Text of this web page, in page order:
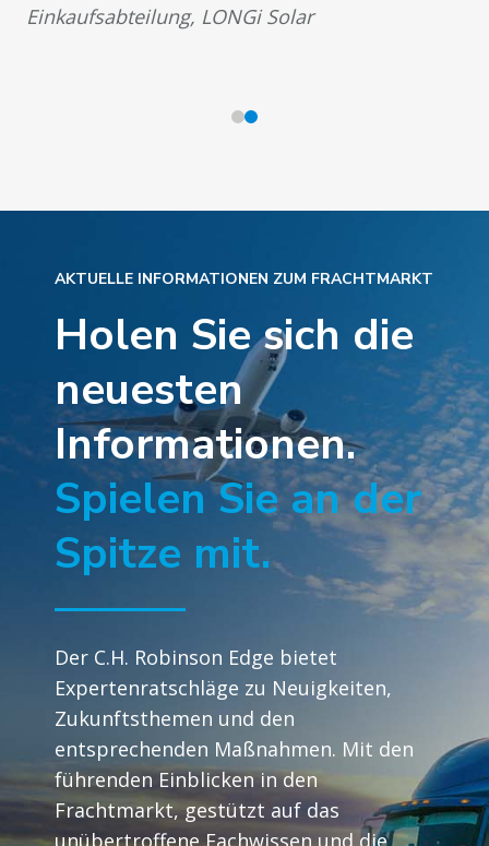
Einkaufsabteilung, LONGi Solar
AKTUELLE INFORMATIONEN ZUM FRACHTMARKT
Holen Sie sich die
neuesten
Informationen.
Spielen Sie an der
Spitze mit.
Der C.H. Robinson Edge bietet
Expertenratschläge zu Neuigkeiten,
Zukunftsthemen und den
entsprechenden Maßnahmen. Mit den
führenden Einblicken in den
Frachtmarkt, gestützt auf das
unübertroffene Fachwissen und die